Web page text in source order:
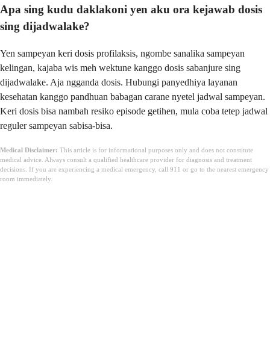
Apa sing kudu daklakoni yen aku ora kejawab dosis
sing dijadwalake?
Yen sampeyan keri dosis profilaksis, ngombe sanalika sampeyan
kelingan, kajaba wis meh wektune kanggo dosis sabanjure sing
dijadwalake. Aja ngganda dosis. Hubungi panyedhiya layanan
kesehatan kanggo pandhuan babagan carane nyetel jadwal sampeyan.
Keri dosis bisa nambah resiko episode getihen, mula coba tetep jadwal
reguler sampeyan sabisa-bisa.
Medical Disclaimer: This article is for informational purposes only and does not constitute
medical advice. Always consult a qualified healthcare provider for diagnosis and treatment
decisions. If you are experiencing a medical emergency, call 911 or go to the nearest emergency
room immediately.